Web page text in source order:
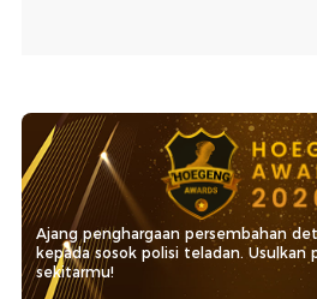
Ajang penghargaan persembahan
kepada sosok polisi teladan. Usulkan
sekitarmu!